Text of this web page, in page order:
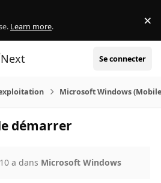
Learn more. ×
Next Se connecter
Microsoft Windows
démarrer
10 a dans Microsoft Windows